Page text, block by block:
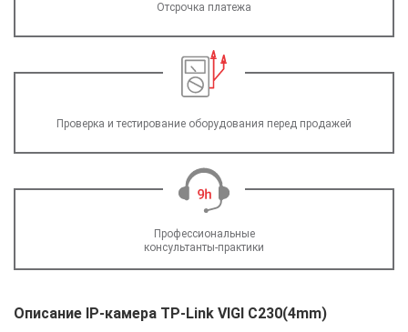
Отсрочка платежа
Проверка и тестирование оборудования перед продажей
Профессиональные
консультанты-практики
Описание IP-камера TP-Link VIGI C230(4mm)